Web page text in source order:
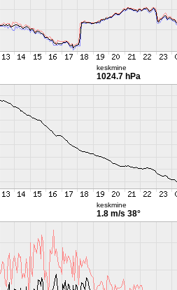
keskmine
1024.7 hPa
keskmine
1.8 m/s 38°